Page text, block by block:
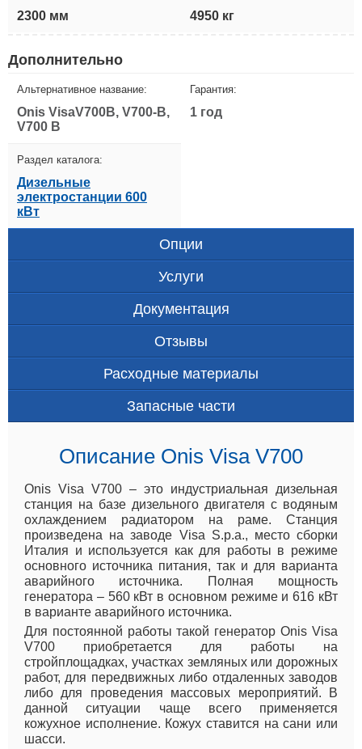
2300 мм 4950 кг
Дополнительно
Альтернативное название:
Onis VisaV700B, V700-B,
V700 B
Гарантия:
1 год
Раздел каталога:
Дизельные
электростанции 600
кВт
Опции
Услуги
Документация
Отзывы
Расходные материалы
Запасные части
Описание Onis Visa V700
Onis Visa V700 – это индустриальная дизельная
станция на базе дизельного двигателя с водяным
охлаждением радиатором на раме. Станция
произведена на заводе Visa S.p.a., место сборки
Италия и используется как для работы в режиме
основного источника питания, так и для варианта
аварийного источника. Полная мощность
генератора – 560 кВт в основном режиме и 616 кВт
в варианте аварийного источника.
Для постоянной работы такой генератор Onis Visa
V700 приобретается для работы на
стройплощадках, участках земляных или дорожных
работ, для передвижных либо отдаленных заводов
либо для проведения массовых мероприятий. В
данной ситуации чаще всего применяется
кожухное исполнение. Кожух ставится на сани или
шасси.